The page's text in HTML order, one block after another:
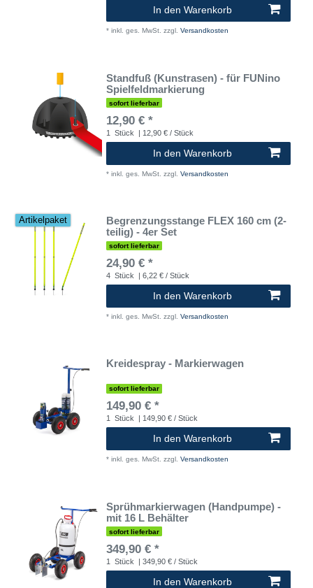
In den Warenkorb
* inkl. ges. MwSt. zzgl. Versandkosten
Standfuß (Kunstrasen) - für FUNino
Spielfeldmarkierung
sofort lieferbar
12,90 € *
1 Stück | 12,90 € / Stück
In den Warenkorb
* inkl. ges. MwSt. zzgl. Versandkosten
Artikelpaket
Begrenzungsstange FLEX 160 cm (2-
teilig) - 4er Set
sofort lieferbar
24,90 € *
4 Stück | 6,22 € / Stück
In den Warenkorb
* inkl. ges. MwSt. zzgl. Versandkosten
Kreidespray - Markierwagen
sofort lieferbar
149,90 € *
1 Stück | 149,90 € / Stück
In den Warenkorb
* inkl. ges. MwSt. zzgl. Versandkosten
Sprühmarkierwagen (Handpumpe) -
mit 16 L Behälter
sofort lieferbar
349,90 € *
1 Stück | 349,90 € / Stück
In den Warenkorb